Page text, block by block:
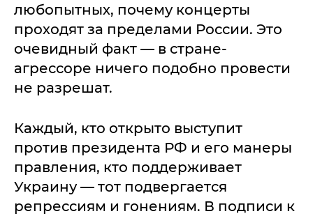
любопытных, почему концерты
проходят за пределами России. Это
очевидный факт — в стране-
агрессоре ничего подобно провести
не разрешат.
Каждый, кто открыто выступит
против президента РФ и его манеры
правления, кто поддерживает
Украину — тот подвергается
репрессиям и гонениям. В подписи к